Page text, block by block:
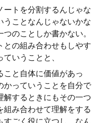
ートを分割するんじゃな
うことなんじゃないかな
のことしか書かない。
との組み合わせもしやす
いうことと、
こと自体に価値があっ
かっていうことを自分で
解するときにもその一つ
み合わせて理解をする